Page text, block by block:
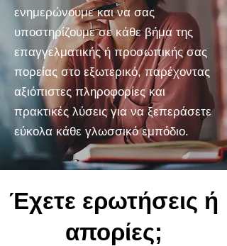
ενημερώνουμε και να σας
υποστηρίζουμε σε κάθε βήμα της
επαγγελματικής ή προσωπικής σας
πορείας στο εξωτερικό, παρέχοντας
αξιόπιστες πληροφορίες και
πρακτικές λύσεις για να ξεπεράσετε
εύκολα κάθε γλωσσικό εμπόδιο.
Έχετε ερωτήσεις ή
απορίες;